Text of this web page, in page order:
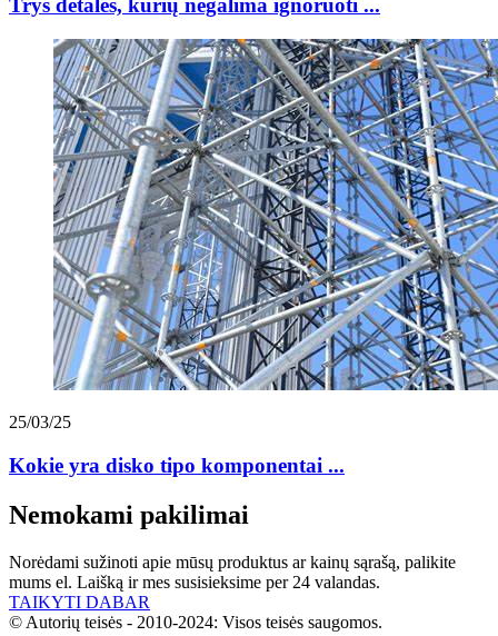
Trys detalės, kurių negalima ignoruoti ...
25/03/25
Kokie yra disko tipo komponentai ...
Nemokami pakilimai
Norėdami sužinoti apie mūsų produktus ar kainų sąrašą, palikite
mums el. Laišką ir mes susisieksime per 24 valandas.
TAIKYTI DABAR
© Autorių teisės - 2010-2024: Visos teisės saugomos.